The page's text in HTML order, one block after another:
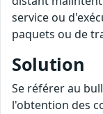
service ou
paquets ou de
Solution
Se référer au
l'obtention des